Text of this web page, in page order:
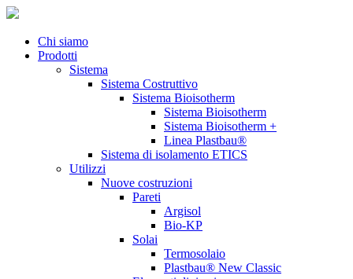
Chi siamo
Prodotti
Sistema
Sistema Costruttivo
Sistema Bioisotherm
Sistema Bioisotherm
Sistema Bioisotherm +
Linea Plastbau®
Sistema di isolamento ETICS
Utilizzi
Nuove costruzioni
Pareti
Argisol
Bio-KP
Solai
Termosolaio
Plastbau® New Classic